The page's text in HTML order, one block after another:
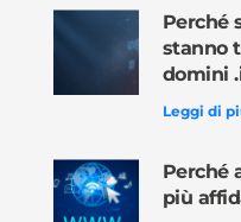
Perché
stanno
domini
Leggi di
Perché
più